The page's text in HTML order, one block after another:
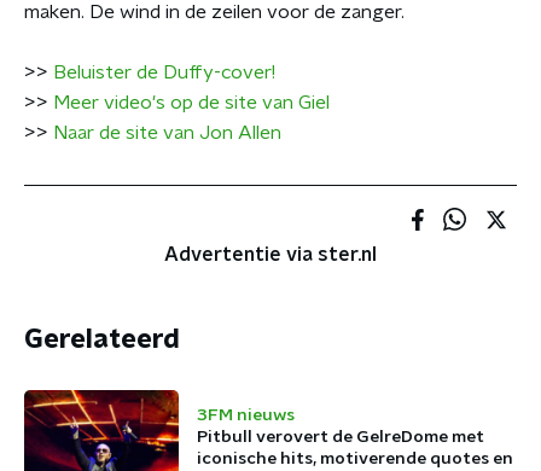
maken. De wind in de zeilen voor de zanger.
>> Beluister de Duffy-cover!
>> Meer video's op de site van Giel
>> Naar de site van Jon Allen
Advertentie via ster.nl
Gerelateerd
3FM nieuws
Pitbull verovert de GelreDome met
iconische hits, motiverende quotes en